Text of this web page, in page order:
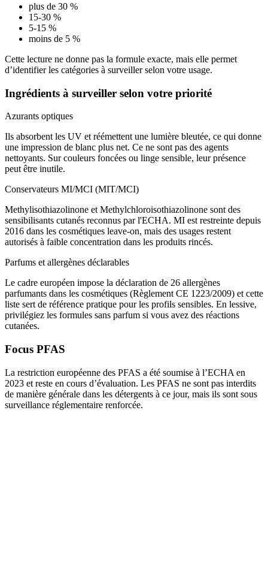
plus de 30 %
15-30 %
5-15 %
moins de 5 %
Cette lecture ne donne pas la formule exacte, mais elle permet
d’identifier les catégories à surveiller selon votre usage.
Ingrédients à surveiller selon votre priorité
Azurants optiques
Ils absorbent les UV et réémettent une lumière bleutée, ce qui donne
une impression de blanc plus net. Ce ne sont pas des agents
nettoyants. Sur couleurs foncées ou linge sensible, leur présence
peut être inutile.
Conservateurs MI/MCI (MIT/MCI)
Methylisothiazolinone et Methylchloroisothiazolinone sont des
sensibilisants cutanés reconnus par l'ECHA. MI est restreinte depuis
2016 dans les cosmétiques leave-on, mais des usages restent
autorisés à faible concentration dans les produits rincés.
Parfums et allergènes déclarables
Le cadre européen impose la déclaration de 26 allergènes
parfumants dans les cosmétiques (Règlement CE 1223/2009) et cette
liste sert de référence pratique pour les profils sensibles. En lessive,
privilégiez les formules sans parfum si vous avez des réactions
cutanées.
Focus PFAS
La restriction européenne des PFAS a été soumise à l’ECHA en
2023 et reste en cours d’évaluation. Les PFAS ne sont pas interdits
de manière générale dans les détergents à ce jour, mais ils sont sous
surveillance réglementaire renforcée.